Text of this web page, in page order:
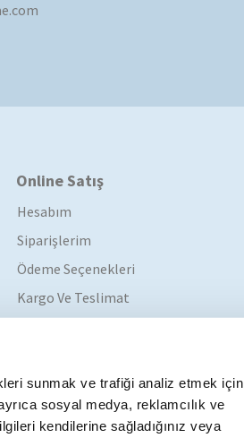
sunmak ve trafiği analiz etmek için
sosyal medya, reklamcılık ve
kendilerine sağladığınız veya
Online Satış
Hesabım
Siparişlerim
Ödeme Seçenekleri
Kargo Ve Teslimat